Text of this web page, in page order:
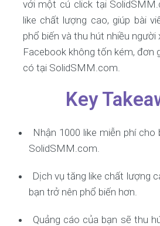
với một cú click tại
like chất lượng cao, giúp bài
phổ biến và thu hút nhiều người
Facebook không tốn kém, đơn
có tại SolidSMM.com.
Key
Nhận 1000 like miễn phí
SolidSMM.com.
Dịch vụ tăng like chất lượng
bạn trở nên phổ biến hơn.
Quảng cáo của bạn sẽ thu